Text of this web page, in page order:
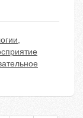
,